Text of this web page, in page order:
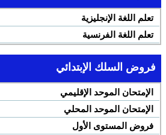
تعلم اللغة الإنجليزية
تعلم اللغة الفرنسية
فروض السلك الإبتدائي
الإمتحان الموحد الإقليمي
الإمتحان الموحد المحلي
فروض المستوى الأول